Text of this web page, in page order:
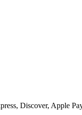
Discover, Apple